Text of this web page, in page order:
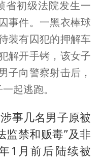
省初级法院发生一
事件。一黑衣棒球
装有囚犯的押解车
解开手铐，该女子
子向警察射击后，
起逃跑。
事几名男子原被
监禁和贩毒”及非
1月前后陆续被